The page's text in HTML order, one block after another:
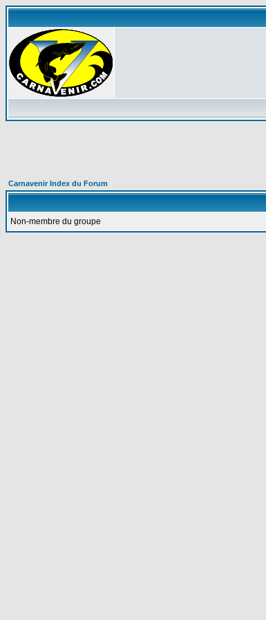
Carnavenir Index du Forum
Non-membre du groupe